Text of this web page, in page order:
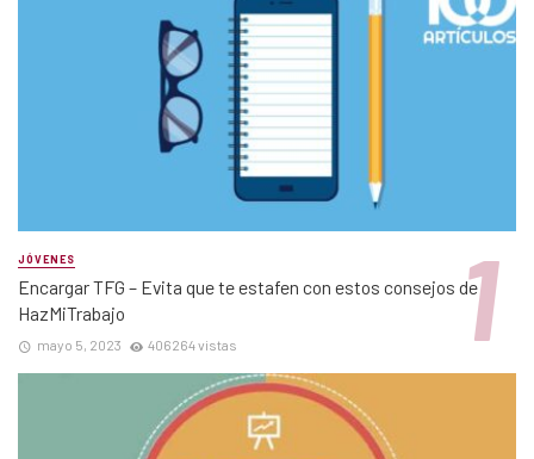
JÓVENES
Encargar TFG – Evita que te estafen con estos consejos de
HazMiTrabajo
mayo 5, 2023 406264 vistas